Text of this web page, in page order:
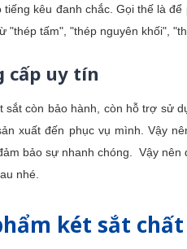
kêu đanh chắc. Gọi thế là
tấm", "thép nguyên khối",
cấp uy tín
sắt còn bảo hành, còn hỗ trợ sử
xuất đến phục vụ mình. Vậy
bảo sự nhanh chóng. Vậy
nhé.
két sắt